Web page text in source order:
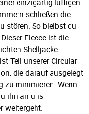
einzigartig luftigen
schließen die
stören. So bleibst du
Fleece ist die
Shelljacke
Teil unserer Circular
die darauf ausgelegt
zu minimieren. Wenn
ihn an uns
weitergeht.